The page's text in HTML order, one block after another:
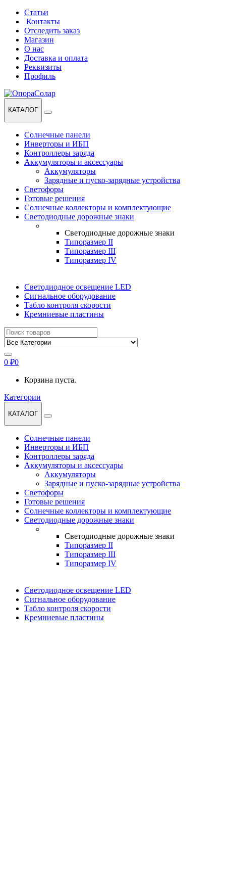
Перейти
навигации
Перейти
содержанию
Статьи
Контакты
Отследить заказ
Магазин
О нас
Доставка и оплата
Реквизиты
Профиль
КАТАЛОГ
Солнечные панели
Инверторы и ИБП
Контроллеры заряда
Аккумуляторы и аксессуары
Аккумуляторы
Зарядные и пуско-зарядные устройства
Светофоры
Готовые решения
Солнечные коллекторы и комплектующие
Светодиодные дорожные знаки
Светодиодные дорожные знаки
Типоразмер II
Типоразмер III
Типоразмер IV
Светодиодное освещение LED
Сигнальное оборудование
Табло контроля скорости
Кремниевые пластины
Найти:
0 ₽0
Корзина пуста.
Категории
КАТАЛОГ
Солнечные панели
Инверторы и ИБП
Контроллеры заряда
Аккумуляторы и аксессуары
Аккумуляторы
Зарядные и пуско-зарядные устройства
Светофоры
Готовые решения
Солнечные коллекторы и комплектующие
Светодиодные дорожные знаки
Светодиодные дорожные знаки
Типоразмер II
Типоразмер III
Типоразмер IV
Светодиодное освещение LED
Сигнальное оборудование
Табло контроля скорости
Кремниевые пластины